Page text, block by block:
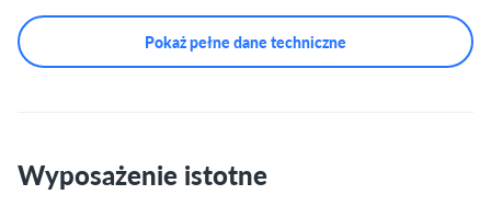
Pokaż pełne dane techniczne
Wyposażenie istotne